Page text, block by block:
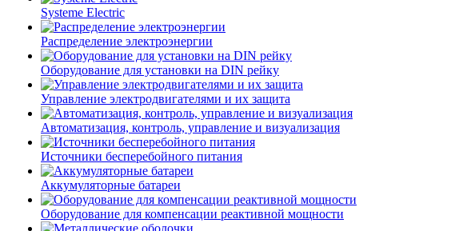
Systeme Electric
Распределение электроэнергии
Оборудование для установки на DIN рейку
Управление электродвигателями и их защита
Автоматизация, контроль, управление и визуализация
Источники бесперебойного питания
Аккумуляторные батареи
Оборудование для компенсации реактивной мощности